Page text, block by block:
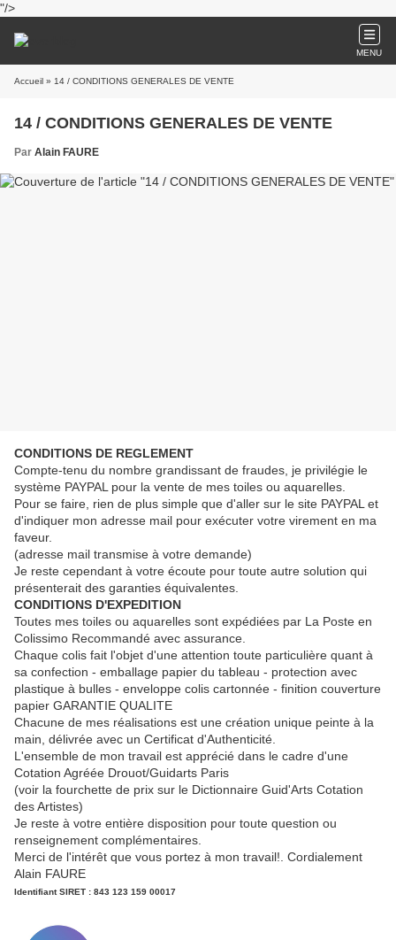
"/>
MENU
Accueil » 14 / CONDITIONS GENERALES DE VENTE
14 / CONDITIONS GENERALES DE VENTE
Par Alain FAURE
CONDITIONS DE REGLEMENT
Compte-tenu du nombre grandissant de fraudes, je privilégie le
système PAYPAL pour la vente de mes toiles ou aquarelles.
Pour se faire, rien de plus simple que d'aller sur le site PAYPAL et
d'indiquer mon adresse mail pour exécuter votre virement en ma
faveur.
(adresse mail transmise à votre demande)
Je reste cependant à votre écoute pour toute autre solution qui
présenterait des garanties équivalentes.
CONDITIONS D'EXPEDITION
Toutes mes toiles ou aquarelles sont expédiées par La Poste en
Colissimo Recommandé avec assurance.
Chaque colis fait l'objet d'une attention toute particulière quant à
sa confection - emballage papier du tableau - protection avec
plastique à bulles - enveloppe colis cartonnée - finition couverture
papier GARANTIE QUALITE
Chacune de mes réalisations est une création unique peinte à la
main, délivrée avec un Certificat d'Authenticité.
L'ensemble de mon travail est apprécié dans le cadre d'une
Cotation Agréée Drouot/Guidarts Paris
(voir la fourchette de prix sur le Dictionnaire Guid'Arts Cotation
des Artistes)
Je reste à votre entière disposition pour toute question ou
renseignement complémentaires.
Merci de l'intérêt que vous portez à mon travail!. Cordialement
Alain FAURE
Identifiant SIRET : 843 123 159 00017